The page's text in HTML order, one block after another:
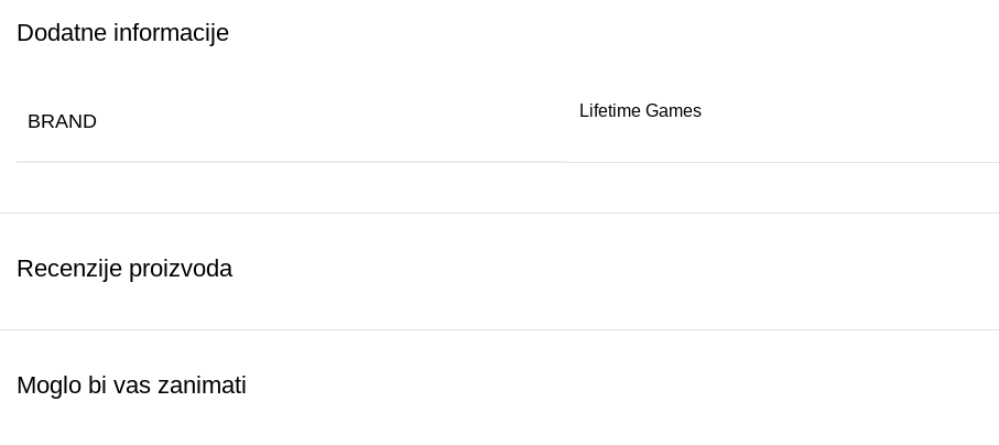
Koristite mikrofon za razvoj govornih vještina i samopouzdanja kod djece kroz igru.
Dodatne informacije
BRAND Lifetime Games
Recenzije proizvoda
Moglo bi vas zanimati